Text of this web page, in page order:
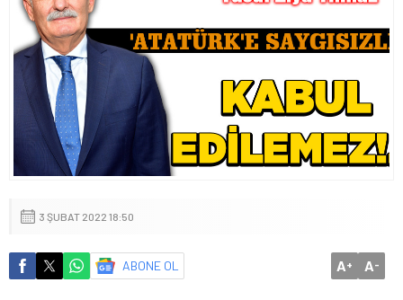
3 ŞUBAT 2022 18:50
ABONE OL A+ A-